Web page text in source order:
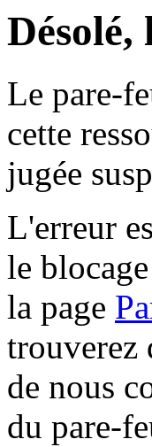
Désolé,
Le pare-
cette
jugée
L'erreur
le
la page
trouverez
de nous
du pare-